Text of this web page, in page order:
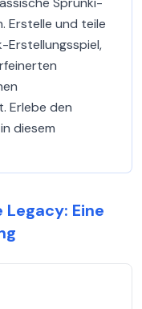
Erstelle und teile
Erstellungsspiel,
Erlebe den
diesem
Eine